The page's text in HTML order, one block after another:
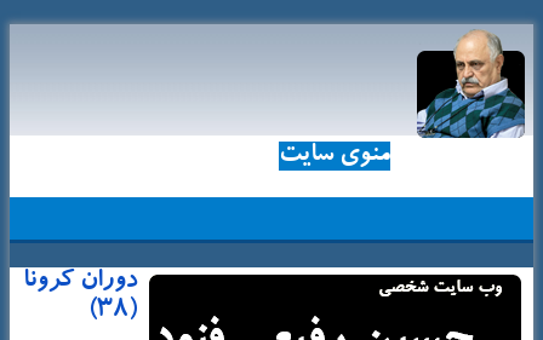
منوی سایت
دوران کرونا
(38)